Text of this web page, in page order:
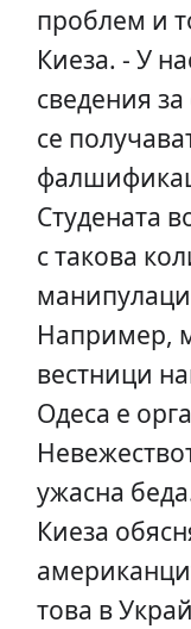
проблем и
Киеза. - У
сведения
се
Студената
с такова
Например,
вестници
Одеса е
ужасна
Киеза
това в